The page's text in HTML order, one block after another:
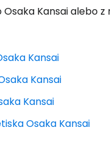
Kansai alebo
Kansai
Kansai
Kansai
Osaka Kansai